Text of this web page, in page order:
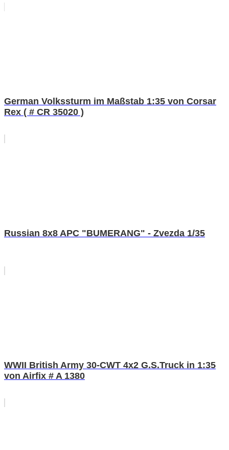
German Volkssturm im Maßstab 1:35 von Corsar
Rex ( # CR 35020 )
Russian 8x8 APC "BUMERANG" - Zvezda 1/35
WWII British Army 30-CWT 4x2 G.S.Truck in 1:35
von Airfix # A 1380